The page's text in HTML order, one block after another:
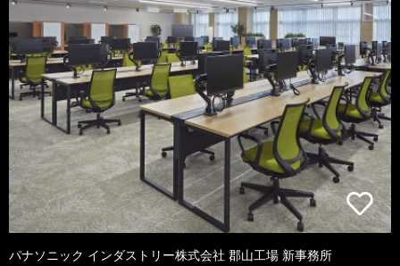
パナソニック インダストリー株式会社 郡山工場 新事務所